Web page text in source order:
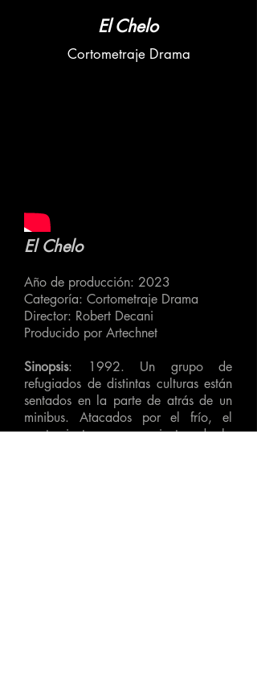
El Chelo
Cortometraje Drama
El Chelo
Año de producción: 2023
Categoría: Cortometraje Drama
Director: Robert Decani
Producido por Artechnet
Sinopsis: 1992. Un grupo de
refugiados de distintas culturas están
sentados en la parte de atrás de un
minibus. Atacados por el frío, el
agotamiento y pensamientos de la